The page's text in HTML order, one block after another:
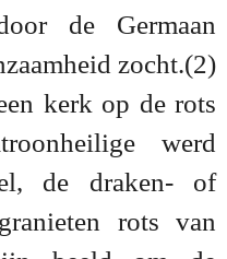
de Germaan
zocht.(2)
kerk op de rots
werd
de draken- of
rots van